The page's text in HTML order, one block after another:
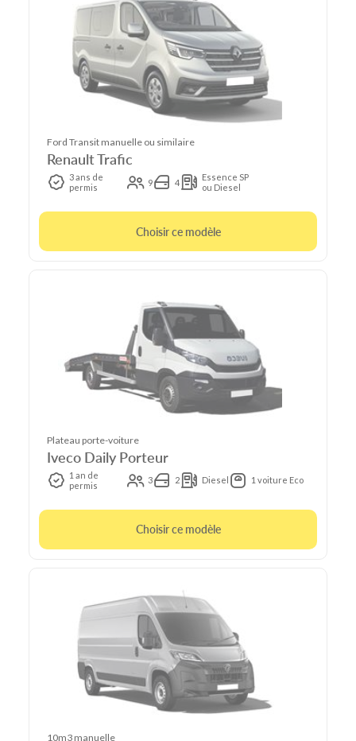
Ford Transit manuelle ou similaire
Renault Trafic
3 ans de
permis
9 4
Essence SP
ou Diesel
Choisir ce modèle
Plateau porte-voiture
Iveco Daily Porteur
1 an de
permis
3 2 Diesel 1 voiture Eco
Choisir ce modèle
10m3 manuelle